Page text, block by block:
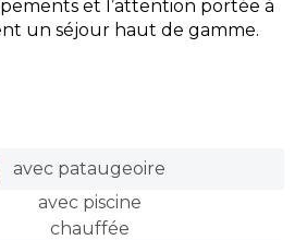
et l’attention portée à
un séjour haut de gamme.
avec pataugeoire
avec piscine
chauffée